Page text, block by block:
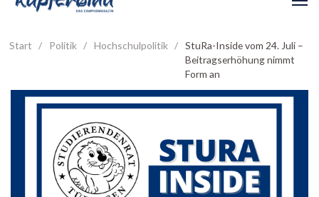
Start / Politik / Hochschulpolitik /
StuRa-Inside vom 24. Juli –
Beitragserhöhung nimmt
Form an